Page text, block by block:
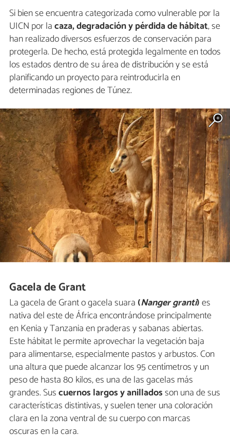
Si bien se encuentra categorizada como vulnerable por la
UICN por lacaza, degradación y pérdida de hábitat, se
han realizado diversos esfuerzos de conservación para
protegerla. De hecho, está protegida legalmente en todos
los estados dentro de su área de distribución y se está
planificando un proyecto para reintroducirla en
determinadas regiones de Túnez.
Gacela de Grant
La gacela de Grant o gacela suara (Nanger granti)es
nativa del este de África encontrándose principalmente
en Kenia y Tanzania en praderas y sabanas abiertas.
Este hábitat le permite aprovechar la vegetación baja
para alimentarse, especialmente pastos y arbustos. Con
una altura que puede alcanzar los 95 centímetros y un
peso de hasta 80 kilos, es una de las gacelas más
grandes. Suscuernos largos y anilladosson una de sus
características distintivas, y suelen tener una coloración
clara en la zona ventral de su cuerpo con marcas
oscuras en la cara.